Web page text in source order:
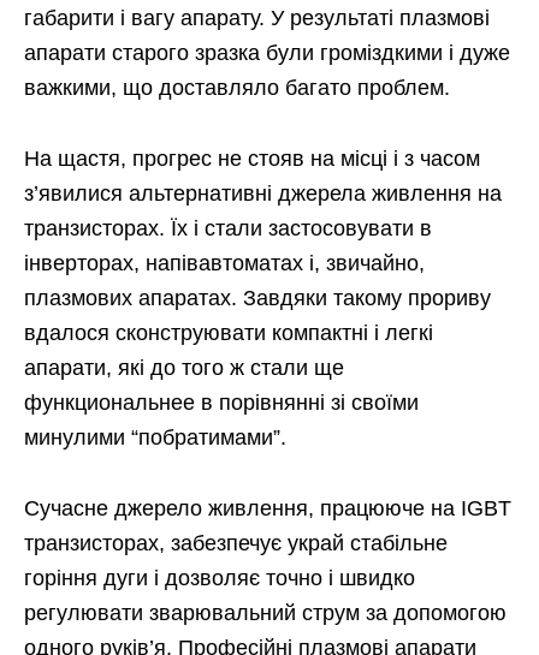
габарити і вагу апарату. У результаті плазмові
апарати старого зразка були громіздкими і дуже
важкими, що доставляло багато проблем.
На щастя, прогрес не стояв на місці і з часом
з’явилися альтернативні джерела живлення на
транзисторах. Їх і стали застосовувати в
інверторах, напівавтоматах і, звичайно,
плазмових апаратах. Завдяки такому прориву
вдалося сконструювати компактні і легкі
апарати, які до того ж стали ще
функциональнее в порівнянні зі своїми
минулими “побратимами”.
Сучасне джерело живлення, працююче на IGBT
транзисторах, забезпечує украй стабільне
горіння дуги і дозволяє точно і швидко
регулювати зварювальний струм за допомогою
одного руків’я. Професійні плазмові апарати